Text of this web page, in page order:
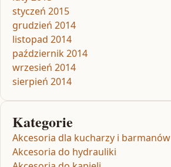
styczeń 2015
grudzień 2014
listopad 2014
październik 2014
wrzesień 2014
sierpień 2014
Kategorie
Akcesoria dla kucharzy i barmanów
Akcesoria do hydrauliki